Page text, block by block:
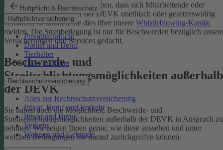
Haftpflicht & Rechtsschutz
Haftpflichtversicherung
Privathaftpflicht
Dienst und Beruf
Tierhalter
Haus und Bau
Rechtsschutzversicherung
Alles zur Rechtsschutzversicherung
Privat, Beruf und Verkehr
Privat und Beruf
Verkehr
Wohnen und Gebäude
Wenn Sie Kenntnis darüber haben, dass sich Mitarbeitende oder
Partnerinnen und Partner der DEVK unethisch oder gesetzeswidrig
verhalten, so können Sie dies über unsere Whistleblowing-Kanäle
melden. Die Streitbeilegung ist nur für Beschwerden bezüglich
Versicherungen und Services gedacht.
Beschwerde- und
Streitschlichtungsmöglichkeiten außerhalb
der DEVK
Sie haben auch die Möglichkeit, Beschwerde- und
Streitschlichtungsmöglichkeiten außerhalb der DEVK in Anspruch zu
nehmen. Wir zeigen Ihnen gerne, wie diese aussehen und unter
welchen Bedingungen Sie darauf zurückgreifen können.